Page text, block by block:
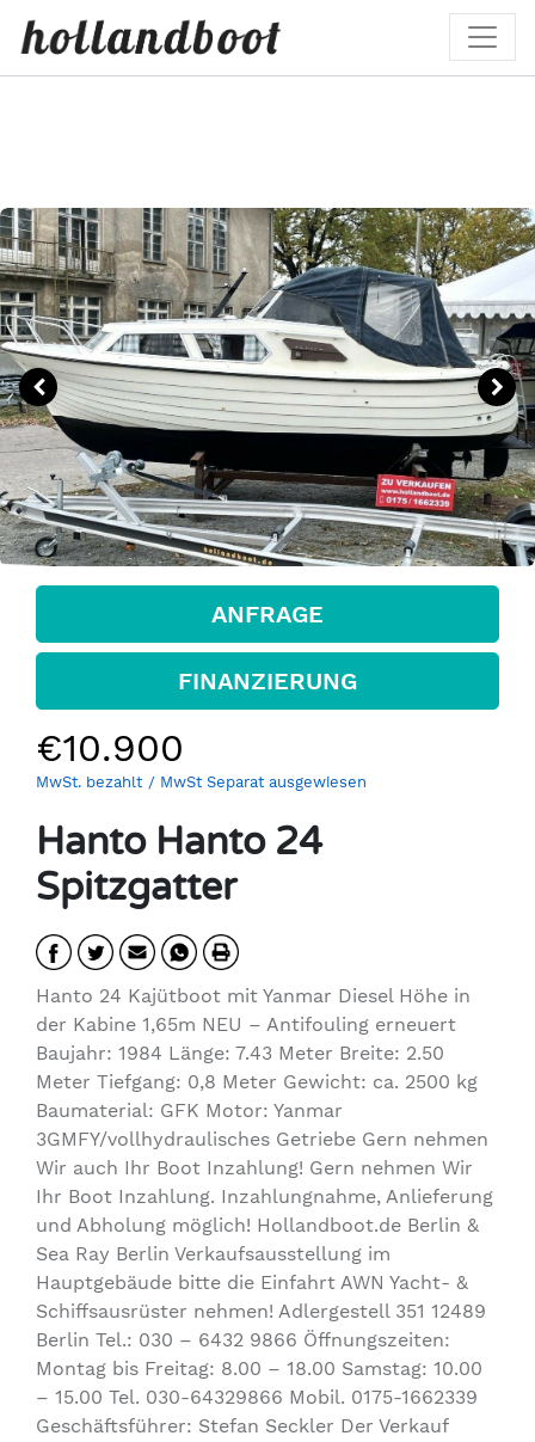
€10.900
MwSt. bezahlt / MwSt Separat ausgewiesen
Hanto Hanto 24
Spitzgatter
ANFRAGE
FINANZIERUNG
Hanto 24 Kajütboot mit Yanmar Diesel Höhe in
der Kabine 1,65m NEU – Antifouling erneuert
Baujahr: 1984 Länge: 7.43 Meter Breite: 2.50
Meter Tiefgang: 0,8 Meter Gewicht: ca. 2500 kg
Baumaterial: GFK Motor: Yanmar
3GMFY/vollhydraulisches Getriebe Gern nehmen
Wir auch Ihr Boot Inzahlung! Gern nehmen Wir
Ihr Boot Inzahlung. Inzahlungnahme, Anlieferung
und Abholung möglich! Hollandboot.de Berlin &
Sea Ray Berlin Verkaufsausstellung im
Hauptgebäude bitte die Einfahrt AWN Yacht- &
Schiffsausrüster nehmen! Adlergestell 351 12489
Berlin Tel.: 030 – 6432 9866 Öffnungszeiten:
Montag bis Freitag: 8.00 – 18.00 Samstag: 10.00
– 15.00 Tel. 030-64329866 Mobil. 0175-1662339
Geschäftsführer: Stefan Seckler Der Verkauf